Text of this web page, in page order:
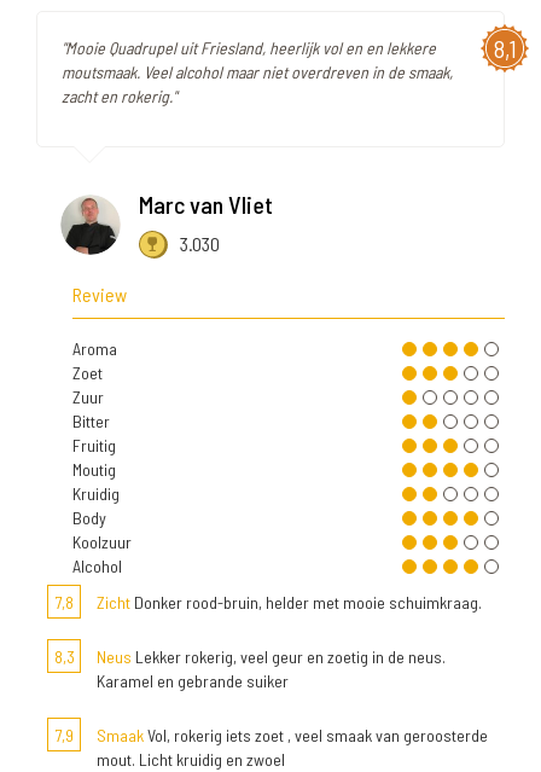
8,1
"Mooie Quadrupel uit Friesland, heerlijk vol en en lekkere
moutsmaak. Veel alcohol maar niet overdreven in de smaak,
zacht en rokerig."
Marc van Vliet
3.030
Review
Aroma
Zoet
Zuur
Bitter
Fruitig
Moutig
Kruidig
Body
Koolzuur
Alcohol
7,8
Zicht Donker rood-bruin, helder met mooie schuimkraag.
8,3 Neus Lekker rokerig, veel geur en zoetig in de neus.
Karamel en gebrande suiker
7,9 SmaakVol, rokerig iets zoet , veel smaak van geroosterde
mout. Licht kruidig en zwoel